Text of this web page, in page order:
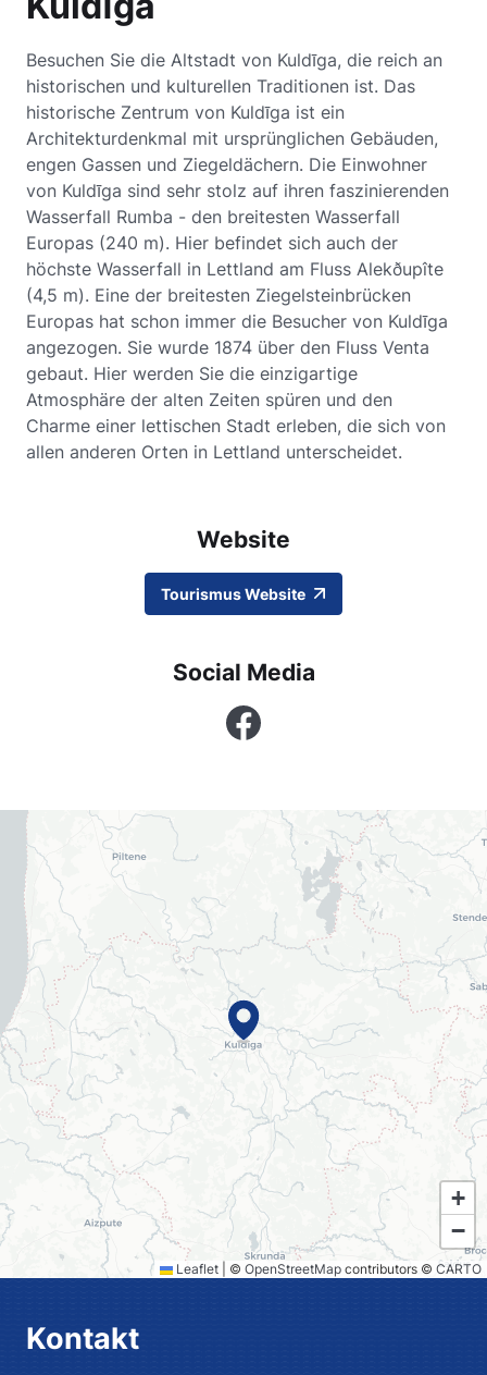
Besuchen Sie die Altstadt von Kuldīga, die reich an
historischen und kulturellen Traditionen ist. Das
historische Zentrum von Kuldīga ist ein
Architekturdenkmal mit ursprünglichen Gebäuden,
engen Gassen und Ziegeldächern. Die Einwohner
von Kuldīga sind sehr stolz auf ihren faszinierenden
Wasserfall Rumba - den breitesten Wasserfall
Europas (240 m). Hier befindet sich auch der
höchste Wasserfall in Lettland am Fluss Alekðupîte
(4,5 m). Eine der breitesten Ziegelsteinbrücken
Europas hat schon immer die Besucher von Kuldīga
angezogen. Sie wurde 1874 über den Fluss Venta
gebaut. Hier werden Sie die einzigartige
Atmosphäre der alten Zeiten spüren und den
Charme einer lettischen Stadt erleben, die sich von
allen anderen Orten in Lettland unterscheidet.
Website
Tourismus Website
Social Media
Facebook
+
−
Leaflet © OpenStreetMap contributors © CARTO
Kontakt